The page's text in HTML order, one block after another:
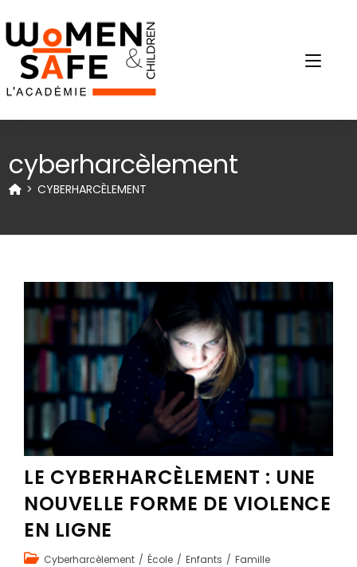
cyberharcèlement
> CYBERHARCÈLEMENT
LE CYBERHARCÈLEMENT : UNE
NOUVELLE FORME DE VIOLENCE
EN LIGNE
Cyberharcèlement / École / Enfants / Famille